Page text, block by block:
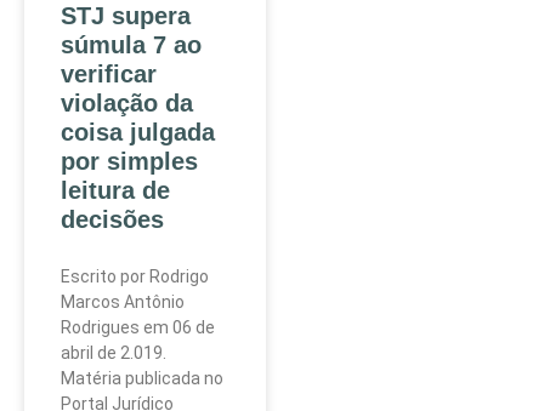
STJ supera
súmula 7 ao
verificar
violação da
coisa julgada
por simples
leitura de
decisões
Escrito por Rodrigo
Marcos Antônio
Rodrigues em 06 de
abril de 2.019.
Matéria publicada no
Portal Jurídico